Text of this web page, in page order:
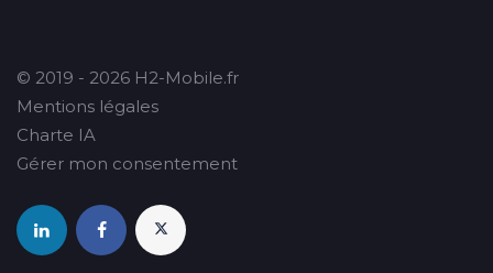
© 2019 - 2026 H2-Mobile.fr
Mentions légales
Charte IA
Gérer mon consentement